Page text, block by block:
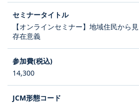
【オンラインセミナー】地域住民から
存在意義
14,300